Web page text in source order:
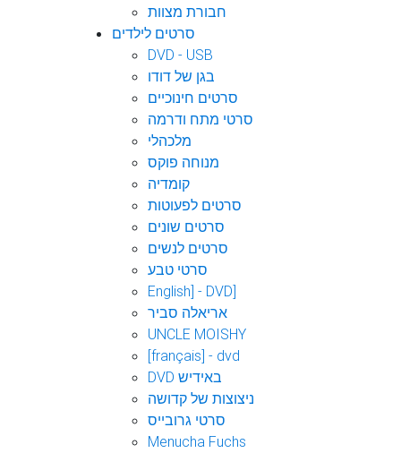
חבורת מצוות
סרטים לילדים
DVD - USB
בגן של דודו
סרטים חינוכיים
סרטי מתח ודרמה
מלכהלי
מנוחה פוקס
קומדיה
סרטים לפעוטות
סרטים שונים
סרטים לנשים
סרטי טבע
English] - DVD]
אריאלה סביר
UNCLE MOISHY
[français] - dvd
DVD באידיש
ניצוצות של קדושה
סרטי גרובייס
Menucha Fuchs